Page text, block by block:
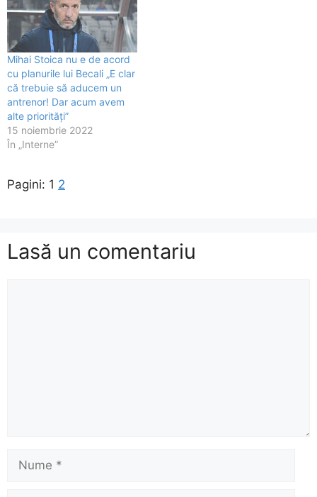
Mihai Stoica nu e de acord
cu planurile lui Becali „E clar
că trebuie să aducem un
antrenor! Dar acum avem
alte priorități”
15 noiembrie 2022
În „Interne”
Pagini: 1 2
Lasă un comentariu
Nume